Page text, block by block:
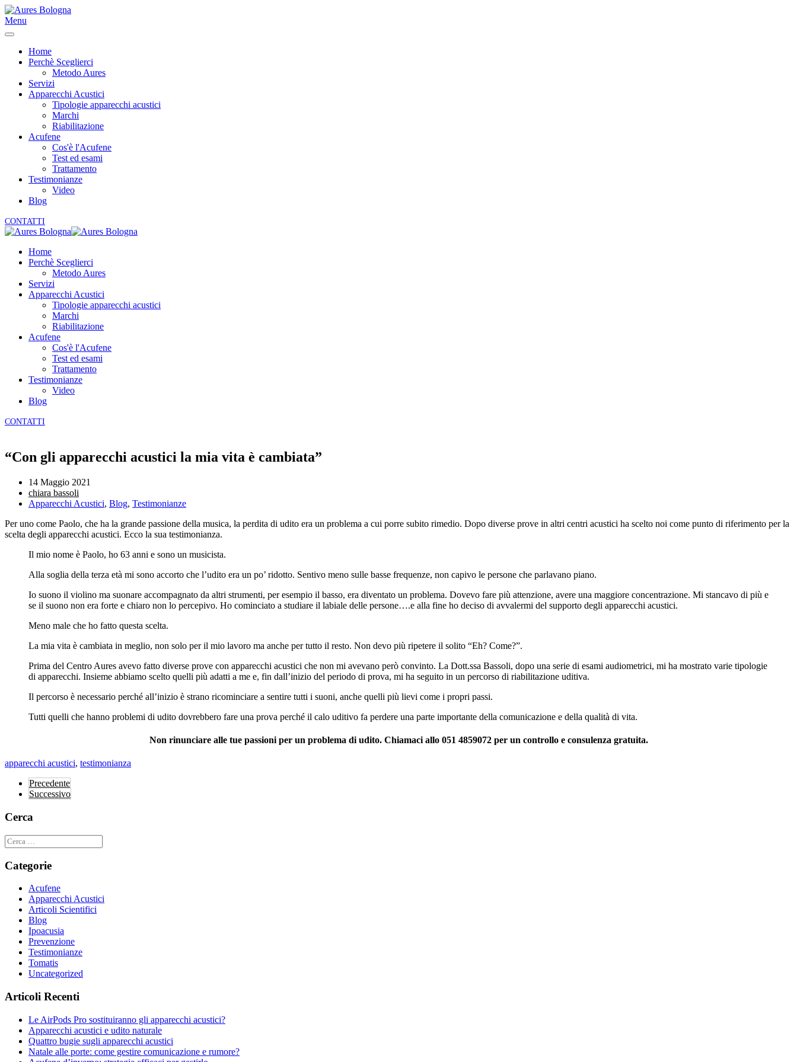
Menu
Home
Perchè Sceglierci
Metodo Aures
Servizi
Apparecchi Acustici
Tipologie apparecchi acustici
Marchi
Riabilitazione
Acufene
Cos'è l'Acufene
Test ed esami
Trattamento
Testimonianze
Video
Blog
CONTATTI
Home
Perchè Sceglierci
Metodo Aures
Servizi
Apparecchi Acustici
Tipologie apparecchi acustici
Marchi
Riabilitazione
Acufene
Cos'è l'Acufene
Test ed esami
Trattamento
Testimonianze
Video
Blog
CONTATTI
“Con gli apparecchi acustici la mia vita è cambiata”
14 Maggio 2021
chiara bassoli
Apparecchi Acustici, Blog, Testimonianze
Per uno come Paolo, che ha la grande passione della musica, la perdita di udito era un problema a cui porre subito rimedio. Dopo diverse prove in altri centri acustici ha scelto noi come punto di riferimento per la
scelta degli apparecchi acustici. Ecco la sua testimonianza.
Il mio nome è Paolo, ho 63 anni e sono un musicista.
Alla soglia della terza età mi sono accorto che l’udito era un po’ ridotto. Sentivo meno sulle basse frequenze, non capivo le persone che parlavano piano.
Io suono il violino ma suonare accompagnato da altri strumenti, per esempio il basso, era diventato un problema. Dovevo fare più attenzione, avere una maggiore concentrazione. Mi stancavo di più e
se il suono non era forte e chiaro non lo percepivo. Ho cominciato a studiare il labiale delle persone….e alla fine ho deciso di avvalermi del supporto degli apparecchi acustici.
Meno male che ho fatto questa scelta.
La mia vita è cambiata in meglio, non solo per il mio lavoro ma anche per tutto il resto. Non devo più ripetere il solito “Eh? Come?”.
Prima del Centro Aures avevo fatto diverse prove con apparecchi acustici che non mi avevano però convinto. La Dott.ssa Bassoli, dopo una serie di esami audiometrici, mi ha mostrato varie tipologie
di apparecchi. Insieme abbiamo scelto quelli più adatti a me e, fin dall’inizio del periodo di prova, mi ha seguito in un percorso di riabilitazione uditiva.
Il percorso è necessario perché all’inizio è strano ricominciare a sentire tutti i suoni, anche quelli più lievi come i propri passi.
Tutti quelli che hanno problemi di udito dovrebbero fare una prova perché il calo uditivo fa perdere una parte importante della comunicazione e della qualità di vita.
Non rinunciare alle tue passioni per un problema di udito. Chiamaci allo 051 4859072 per un controllo e consulenza gratuita.
apparecchi acustici, testimonianza
Precedente
Successivo
Cerca
Categorie
Acufene
Apparecchi Acustici
Articoli Scientifici
Blog
Ipoacusia
Prevenzione
Testimonianze
Tomatis
Uncategorized
Articoli Recenti
Le AirPods Pro sostituiranno gli apparecchi acustici?
Apparecchi acustici e udito naturale
Quattro bugie sugli apparecchi acustici
Natale alle porte: come gestire comunicazione e rumore?